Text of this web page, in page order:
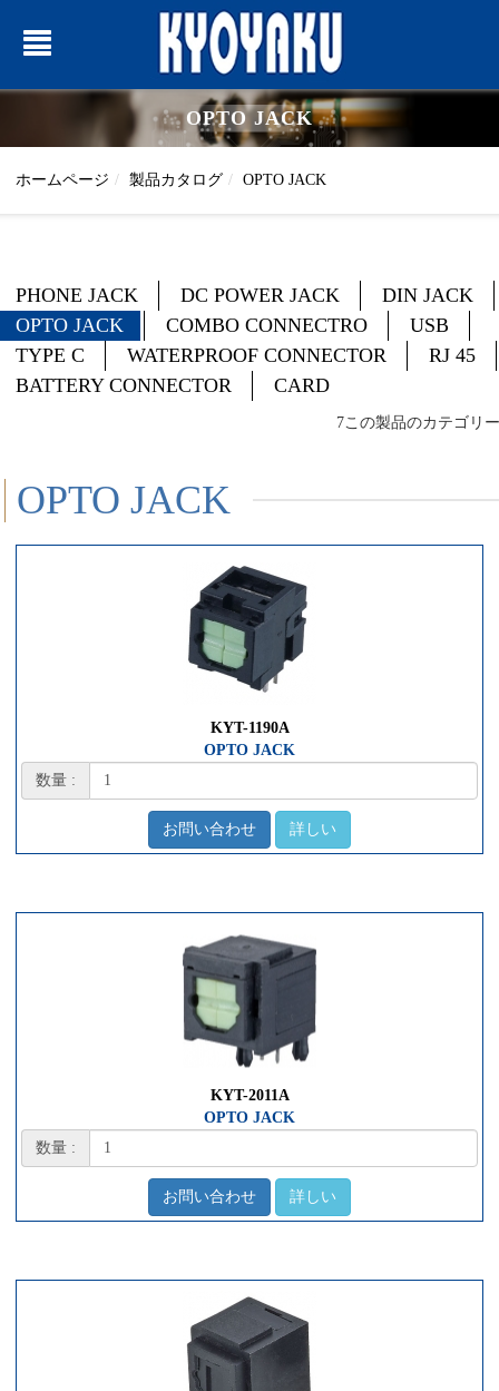
OPTO JACK
ホームページ 製品カタログ OPTO JACK
PHONE JACK DC POWER JACK
DIN JACK
OPTO JACK
COMBO CONNECTRO
USB
TYPE C
WATERPROOF CONNECTOR
RJ 45
BATTERY CONNECTOR
CARD
7この製品のカテゴリー
OPTO JACK
KYT-1190A
OPTO JACK
数量 :
お問い合わせ 詳しい
KYT-2011A
OPTO JACK
数量 :
お問い合わせ 詳しい